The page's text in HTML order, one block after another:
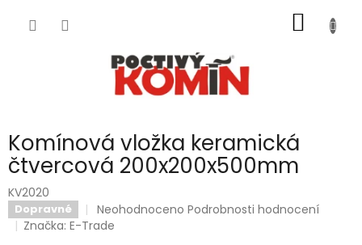
KOŠÍK
Komínová vložka keramická
čtvercová 200x200x500mm
KV2020
Dopravné
Průměrné
hodnocení
Neohodnoceno Podrobnosti hodnocení
Značka:E-Trade